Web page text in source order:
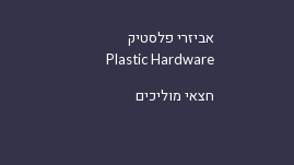
אביזרי פלסטיק
Plastic Hardware
חצאי מוליכים